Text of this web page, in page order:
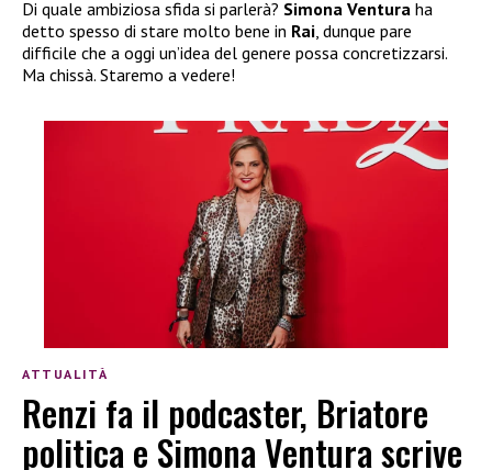
Di quale ambiziosa sfida si parlerà? Simona Ventura ha
detto spesso di stare molto bene in Rai, dunque pare
difficile che a oggi un’idea del genere possa concretizzarsi.
Ma chissà. Staremo a vedere!
ATTUALITÀ
Renzi fa il podcaster, Briatore
politica e Simona Ventura scrive